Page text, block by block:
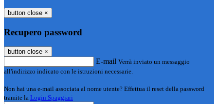
button close ×
Recupero password
button close ×
E-mail Verrà inviato un messaggio
all'indirizzo indicato con le istruzioni necessarie.
Non hai una e-mail associata al nome utente? Effettua il reset della password
tramite la Login Spaggiari